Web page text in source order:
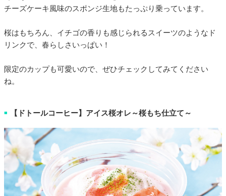
チーズケーキ風味のスポンジ生地もたっぷり乗っています。
桜はもちろん、イチゴの香りも感じられるスイーツのようなド
リンクで、春らしさいっぱい！
限定のカップも可愛いので、ぜひチェックしてみてください
ね。
■ 【ドトールコーヒー】アイス桜オレ～桜もち仕立て～